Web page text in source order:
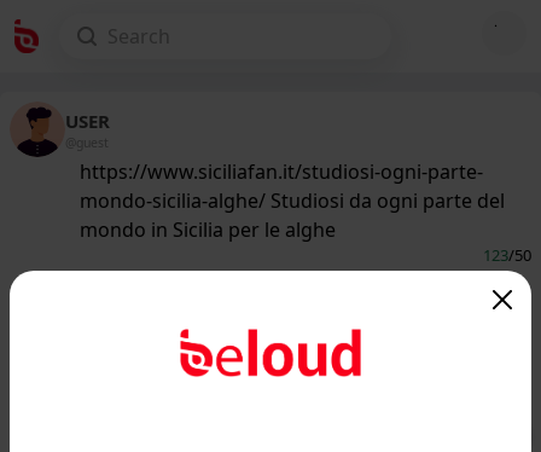
USER
@guest
https://www.siciliafan.it/studiosi-ogni-parte-
mondo-sicilia-alghe/ Studiosi da ogni parte del
mondo in Sicilia per le alghe
123/50
In Sicilia ricercatori da ogni parte del
mondo per studiare una cosa unica:
ecco quale...